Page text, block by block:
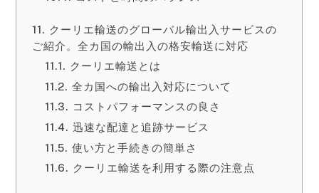
クーリエ輸送のグローバル輸出入サービスの
ご紹介。全カ国の輸出入の格安輸送に対応
クーリエ輸送とは
全カ国への輸出入対応について
コストパフォーマンスの良さ
迅速な配達と追跡サービス
使い方と手続きの簡単さ
クーリエ輸送を利用する際の注意点